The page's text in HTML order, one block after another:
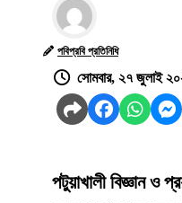
পবিপ্রবি প্রতিনিধি
সোমবার, ২৭ জুলাই
পটুয়াখালী বিজ্ঞান ও